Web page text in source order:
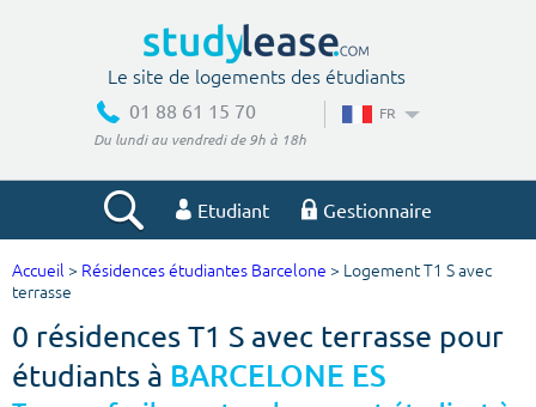
Le site de logements des étudiants
01 88 61 15 70
Du lundi au vendredi de 9h à 18h
FR
Etudiant Gestionnaire
Votre recherche
Ville, école
Accueil > Résidences étudiantes Barcelone > Logement T1 S avec
terrasse
0 résidences T1 S avec terrasse pour
étudiants à BARCELONE ES